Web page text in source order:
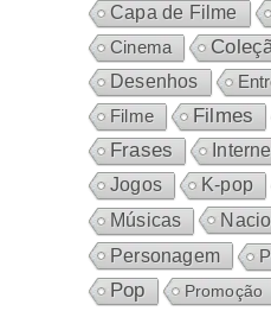
Capa de Filme
Cinema
Desenhos
Filme
Filmes
Frases
Jogos
K-pop
Músicas
Personagem
Pop Promoção